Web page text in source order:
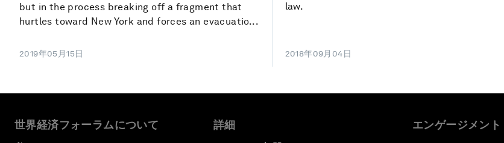
but in the process breaking off a fragment that
hurtles toward New York and forces an evacuatio...
2019年05月15日
law.
2018年09月04日
世界経済フォーラムについて 詳細 エンゲージメント